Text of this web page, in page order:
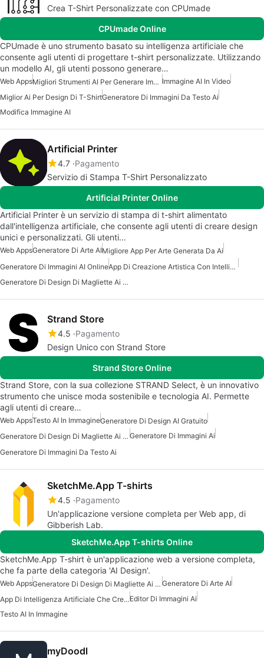
Crea T-Shirt Personalizzate con CPUmade
CPUmade Online
CPUmade è uno strumento basato su intelligenza artificiale che
consente agli utenti di progettare t-shirt personalizzate. Utilizzando
un modello AI, gli utenti possono generare…
Web Apps Migliori Strumenti AI Per Generare Immagini Immagine AI In Video
Miglior Ai Per Design Di T-ShirtGeneratore Di Immagini Da Testo Ai
Modifica Immagine AI
Artificial Printer
4.7 Pagamento
Servizio di Stampa T-Shirt Personalizzato
Artificial Printer Online
Artificial Printer è un servizio di stampa di t-shirt alimentato
dall'intelligenza artificiale, che consente agli utenti di creare design
unici e personalizzati. Gli utenti…
Web AppsGeneratore Di Arte AIMigliore App Per Arte Generata Da Ai
Generatore Di Immagini AI Online
App Di Creazione Artistica Con Intelligenza Artificiale
Generatore Di Design Di Magliette Ai Gratuito
Strand Store
4.5 Pagamento
Design Unico con Strand Store
Strand Store Online
Strand Store, con la sua collezione STRAND Select, è un innovativo
strumento che unisce moda sostenibile e tecnologia AI. Permette
agli utenti di creare…
Web AppsTesto AI In ImmagineGeneratore Di Design AI Gratuito
Generatore Di Design Di Magliette Ai Gratuito Generatore Di Immagini Ai
Generatore Di Immagini Da Testo Ai
SketchMe.App T-shirts
4.5 Pagamento
Un'applicazione versione completa per Web app, di
Gibberish Lab.
SketchMe.App T-shirts Online
SketchMe.App T-shirt è un'applicazione web a versione completa,
che fa parte della categoria 'AI Design'.
Web Apps Generatore Di Design Di Magliette Ai Gratuito Generatore Di Arte AI
App Di Intelligenza Artificiale Che Crea ImmaginiEditor Di Immagini Ai
Testo AI In Immagine
myDoodl